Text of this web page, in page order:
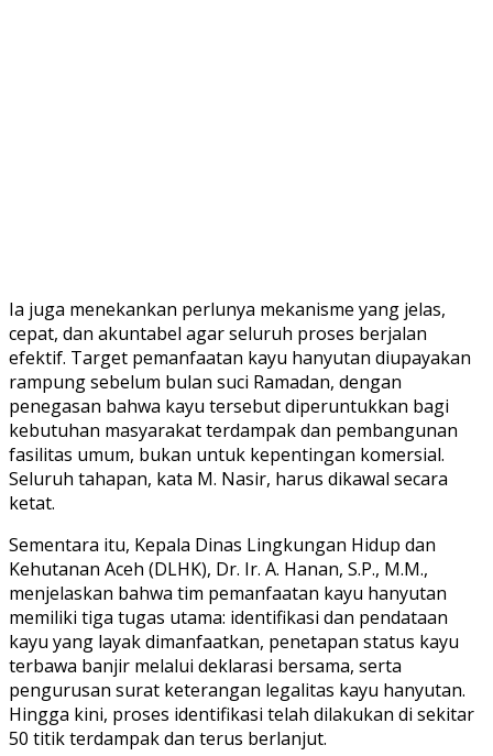
Ia juga menekankan perlunya mekanisme yang jelas,
cepat, dan akuntabel agar seluruh proses berjalan
efektif. Target pemanfaatan kayu hanyutan diupayakan
rampung sebelum bulan suci Ramadan, dengan
penegasan bahwa kayu tersebut diperuntukkan bagi
kebutuhan masyarakat terdampak dan pembangunan
fasilitas umum, bukan untuk kepentingan komersial.
Seluruh tahapan, kata M. Nasir, harus dikawal secara
ketat.
Sementara itu, Kepala Dinas Lingkungan Hidup dan
Kehutanan Aceh (DLHK), Dr. Ir. A. Hanan, S.P., M.M.,
menjelaskan bahwa tim pemanfaatan kayu hanyutan
memiliki tiga tugas utama: identifikasi dan pendataan
kayu yang layak dimanfaatkan, penetapan status kayu
terbawa banjir melalui deklarasi bersama, serta
pengurusan surat keterangan legalitas kayu hanyutan.
Hingga kini, proses identifikasi telah dilakukan di sekitar
50 titik terdampak dan terus berlanjut.